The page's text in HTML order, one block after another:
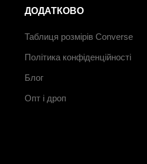
ДОДАТКОВО
Таблиця розмірів Converse
Політика конфіденційності
Блог
Опт і дроп